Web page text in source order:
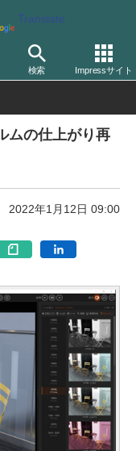
Translate
検索 Impressサイト
/ソフトウェア DxO
ムの仕上がり再
2022年1月12日 09:00